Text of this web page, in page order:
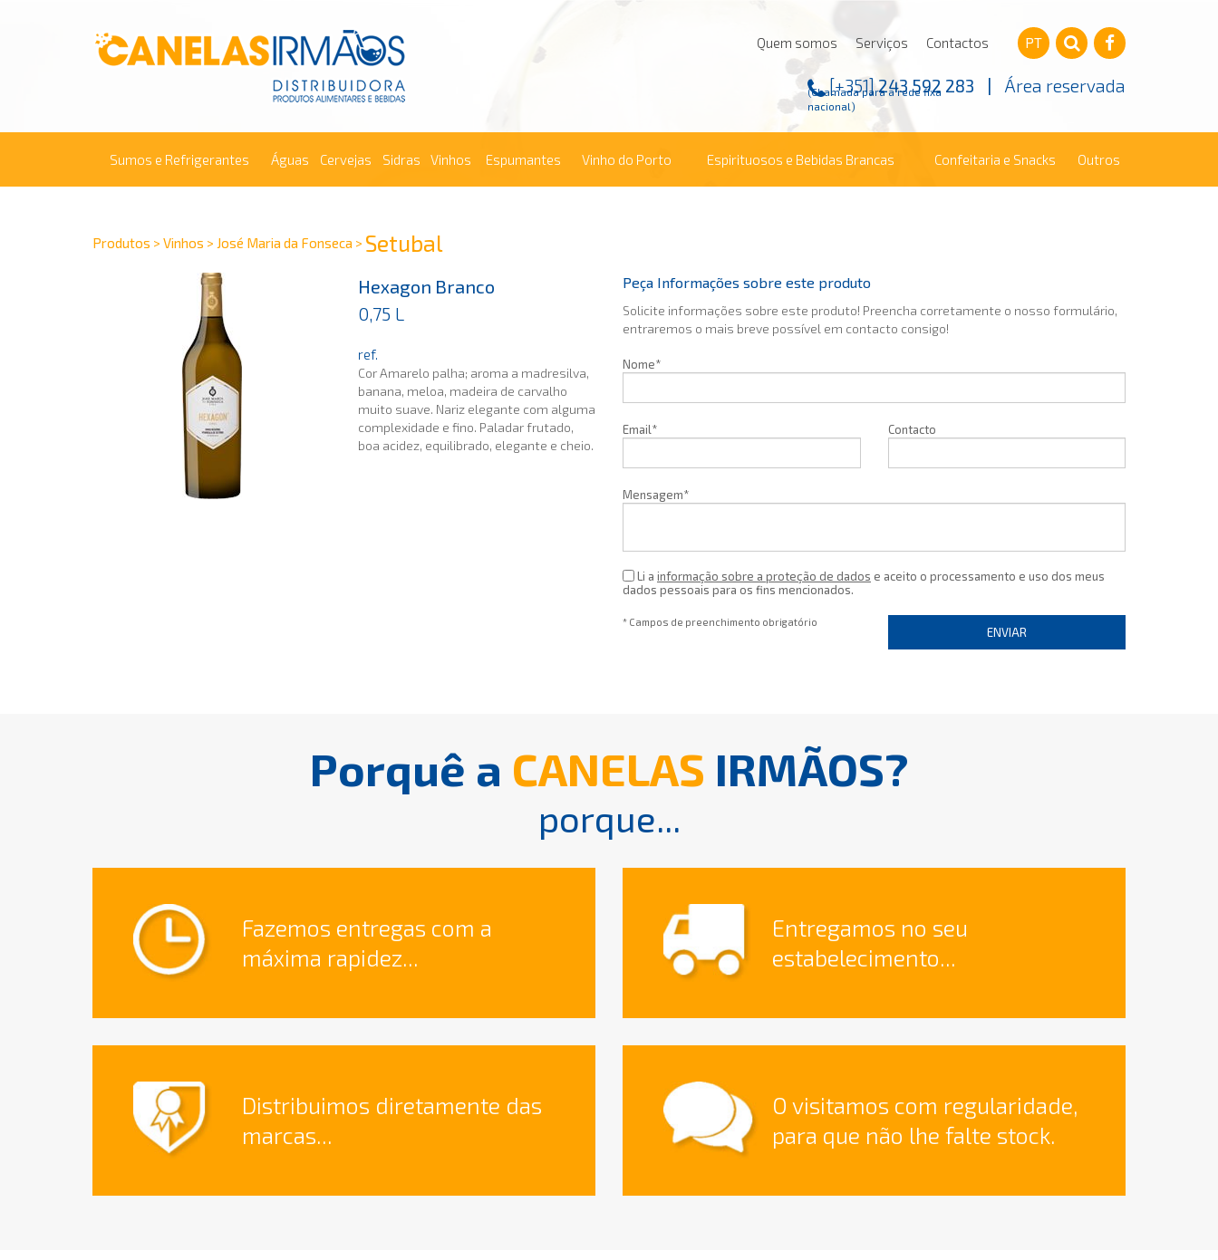
Quem somos Serviços Contactos PT
[+351]243 592 283
(Chamada para a rede fixa
nacional)
Área reservada
Sumos e Refrigerantes Águas Cervejas Sidras Vinhos Espumantes Vinho do Porto Espirituosos e Bebidas Brancas Confeitaria e Snacks Outros
Produtos > Vinhos > José Maria da Fonseca > Setubal
Hexagon Branco
0,75 L
ref.
Cor Amarelo palha; aroma a madresilva,
banana, meloa, madeira de carvalho
muito suave. Nariz elegante com alguma
complexidade e fino. Paladar frutado,
boa acidez, equilibrado, elegante e cheio.
Peça Informações sobre este produto
Solicite informações sobre este produto! Preencha corretamente o nosso formulário,
entraremos o mais breve possível em contacto consigo!
Nome*
Email* Contacto
Mensagem*
Li a informação sobre a proteção de dados e aceito o processamento e uso dos meus
dados pessoais para os fins mencionados.
* Campos de preenchimento obrigatório
ENVIAR
Porquê a CANELAS IRMÃOS?
porque...
Fazemos entregas com a
máxima rapidez...
Entregamos no seu
estabelecimento...
Distribuimos diretamente das
marcas...
O visitamos com regularidade,
para que não lhe falte stock.